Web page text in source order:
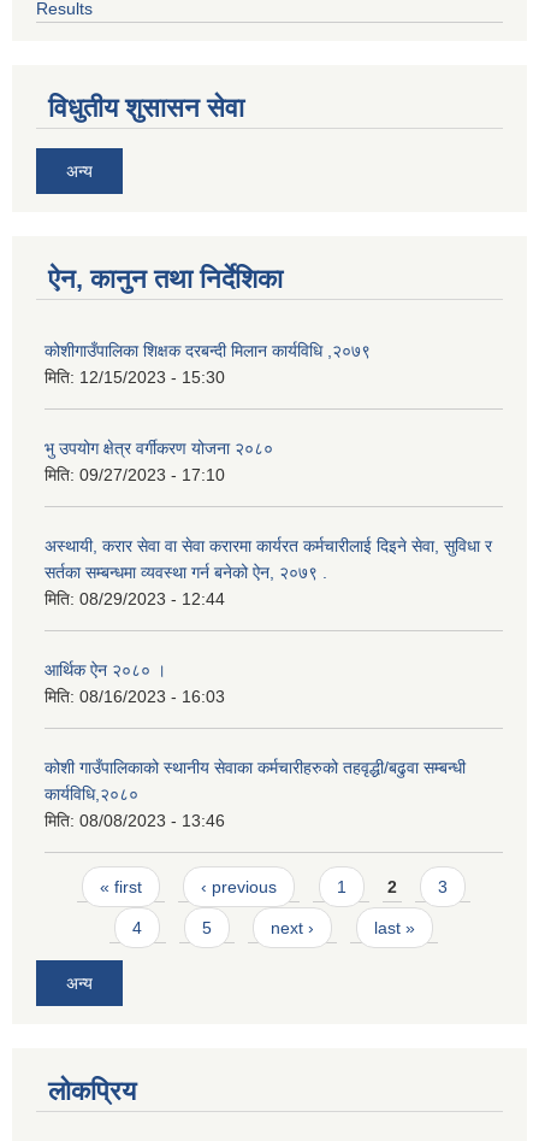
Results
विधुतीय शुसासन सेवा
अन्य
ऐन, कानुन तथा निर्देशिका
कोशीगाउँपालिका शिक्षक दरबन्दी मिलान कार्यविधि ,२०७९
मिति: 12/15/2023 - 15:30
भु उपयोग क्षेत्र वर्गीकरण योजना २०८०
मिति: 09/27/2023 - 17:10
अस्थायी, करार सेवा वा सेवा करारमा कार्यरत कर्मचारीलाई दिइने सेवा, सुविधा र
सर्तका सम्बन्धमा व्यवस्था गर्न बनेको ऐन, २०७९ ‍.
मिति: 08/29/2023 - 12:44
आर्थिक ऐन २०८० ।
मिति: 08/16/2023 - 16:03
कोशी गाउँपालिकाको स्थानीय सेवाका कर्मचारीहरुको तहवृद्धी/बढुवा सम्बन्धी
कार्यविधि,२०८०
मिति: 08/08/2023 - 13:46
Pages
« first ‹ previous 1 2 3
4 5 next › last »
अन्य
लोकप्रिय